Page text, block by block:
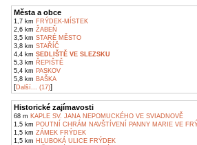
Města a obce
1,7 km FRÝDEK-MÍSTEK
2,6 km ŽABEŇ
3,5 km STARÉ MĚSTO
3,8 km STAŘÍČ
4,4 km SEDLIŠTĚ VE SLEZSKU
5,3 km ŘEPIŠTĚ
5,4 km PASKOV
5,8 km BAŠKA
[Další... (17)]
Historické zajímavosti
68 m KAPLE SV. JANA NEPOMUCKÉHO VE SVIADNOVĚ
1,5 km POUTNÍ CHRÁM NAVŠTÍVENÍ PANNY MARIE VE
1,5 km ZÁMEK FRÝDEK
1,5 km HLUBOKÁ ULICE FRÝDEK